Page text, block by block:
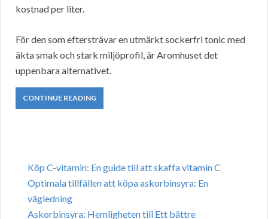
kostnad per liter.
För den som eftersträvar en utmärkt sockerfri tonic med
äkta smak och stark miljöprofil, är Aromhuset det
uppenbara alternativet.
CONTINUE READING
Köp C-vitamin: En guide till att skaffa vitamin C
Optimala tillfällen att köpa askorbinsyra: En
vägledning
Askorbinsyra: Hemligheten till Ett bättre